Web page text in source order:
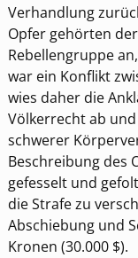
Verhandlung
Opfer gehörten
Rebellengruppe
war ein Konflikt
wies daher die
Völkerrecht ab
schwerer
Beschreibung des
gefesselt und
die Strafe zu
Abschiebung und
Kronen (30.000 $).